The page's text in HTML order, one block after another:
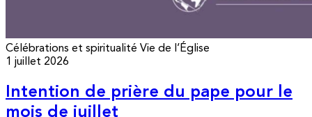
Célébrations et spiritualité Vie de l’Église
1 juillet 2026
Intention de prière du pape pour le
mois de juillet